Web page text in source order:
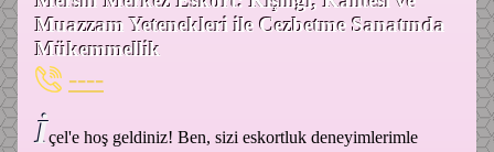
Muazzam Yetenekleri ile Cezbetme Sanatında
Mükemmellik
----
İçel'e hoş geldiniz! Ben, sizi eskortluk deneyimlerimle